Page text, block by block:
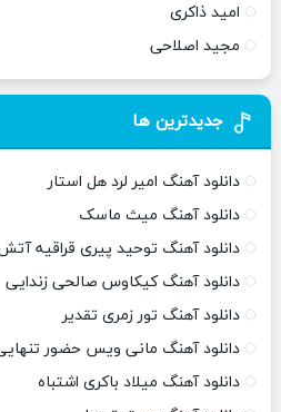
امید ذاکری
مجید اصلاحی
جدیدترین ها
دانلود آهنگ امیر لرد هل استار
دانلود آهنگ میث ماسک
دانلود آهنگ توحید پیری قراقیه
دانلود آهنگ کیکاوس صالحی زندایی
دانلود آهنگ تور زمری تقدیر
دانلود آهنگ مانی ویس حضور
دانلود آهنگ میلاد باکری اشتباه